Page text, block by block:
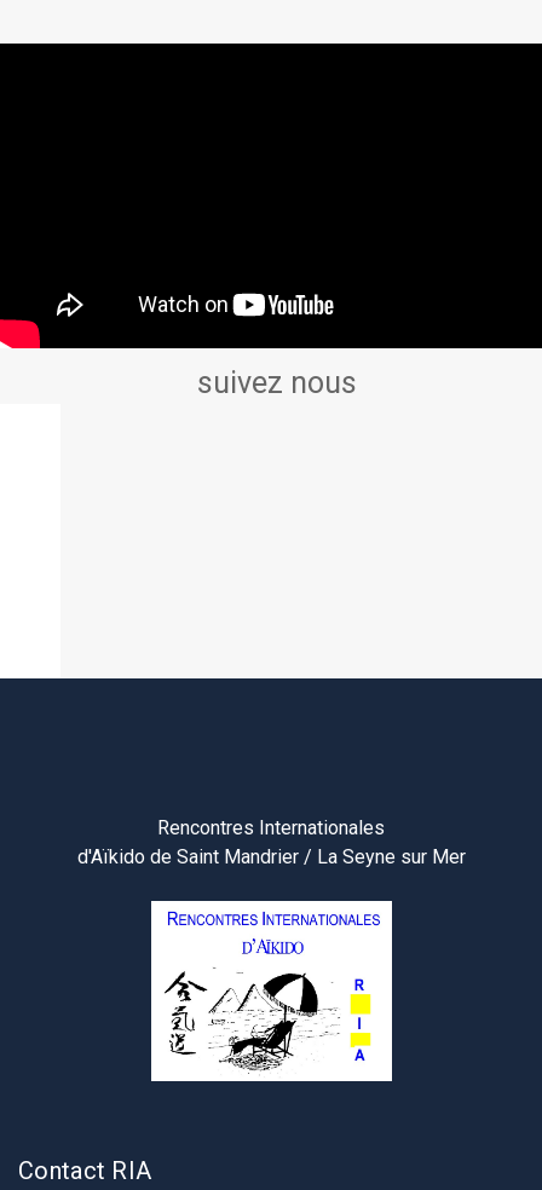
suivez nous
Rencontres Internationales
d'Aïkido de Saint Mandrier / La Seyne sur Mer
Contact RIA